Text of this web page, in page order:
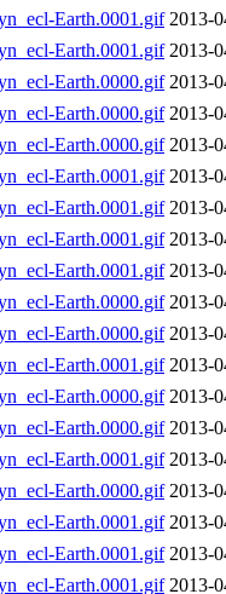
Earth.0001.gif 2013-
Earth.0001.gif 2013-
Earth.0000.gif 2013-
Earth.0000.gif 2013-
Earth.0000.gif 2013-
Earth.0001.gif 2013-
Earth.0001.gif 2013-
Earth.0001.gif 2013-
Earth.0001.gif 2013-
Earth.0000.gif 2013-
Earth.0000.gif 2013-
Earth.0001.gif 2013-
Earth.0000.gif 2013-
Earth.0000.gif 2013-
Earth.0001.gif 2013-
Earth.0000.gif 2013-
Earth.0001.gif 2013-
Earth.0001.gif 2013-
Earth.0001.gif 2013-